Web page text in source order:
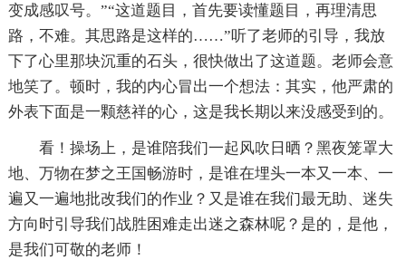
变成感叹号。”“这道题目，首先要读懂题目，再理清思
路，不难。其思路是这样的……”听了老师的引导，我放
下了心里那块沉重的石头，很快做出了这道题。老师会意
地笑了。顿时，我的内心冒出一个想法：其实，他严肃的
外表下面是一颗慈祥的心，这是我长期以来没感受到的。
看！操场上，是谁陪我们一起风吹日晒？黑夜笼罩大
地、万物在梦之王国畅游时，是谁在埋头一本又一本、一
遍又一遍地批改我们的作业？又是谁在我们最无助、迷失
方向时引导我们战胜困难走出迷之森林呢？是的，是他，
是我们可敬的老师！